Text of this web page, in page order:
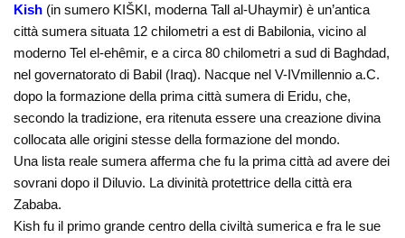
Kish (in sumero KIŠKI, moderna Tall al-Uhaymir) è un’antica
città sumera situata 12 chilometri a est di Babilonia, vicino al
moderno Tel el-ehêmir, e a circa 80 chilometri a sud di Baghdad,
nel governatorato di Babil (Iraq). Nacque nel V-IVmillennio a.C.
dopo la formazione della prima città sumera di Eridu, che,
secondo la tradizione, era ritenuta essere una creazione divina
collocata alle origini stesse della formazione del mondo.
Una lista reale sumera afferma che fu la prima città ad avere dei
sovrani dopo il Diluvio. La divinità protettrice della città era
Zababa.
Kish fu il primo grande centro della civiltà sumerica e fra le sue